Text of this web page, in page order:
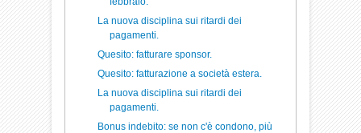
La nuova disciplina sui ritardi dei
pagamenti.
Quesito: fatturare sponsor.
Quesito: fatturazione a società estera.
La nuova disciplina sui ritardi dei
pagamenti.
Bonus indebito: se non c'è condono, più